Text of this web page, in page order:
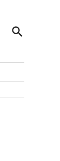
Open
Search